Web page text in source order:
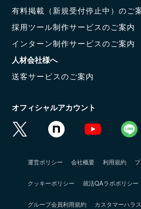
有料掲載（新規受付停止中）のご
採用ツール制作サービスのご案内
インターン制作サービスのご案内
人材会社様へ
送客サービスのご案内
オフィシャルアカウント
運営ポリシー 会社概要 利用規約
クッキーポリシー 就活QAラボポリシー
グループ会員利用規約 カスタマーハラ